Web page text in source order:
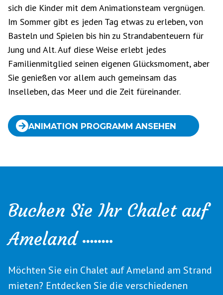
sich die Kinder mit dem Animationsteam vergnügen.
Im Sommer gibt es jeden Tag etwas zu erleben, von
Basteln und Spielen bis hin zu Strandabenteuern für
Jung und Alt. Auf diese Weise erlebt jedes
Familienmitglied seinen eigenen Glücksmoment, aber
Sie genießen vor allem auch gemeinsam das
Inselleben, das Meer und die Zeit füreinander.
ANIMATION PROGRAMM ANSEHEN
Buchen Sie Ihr Chalet auf
Ameland
Möchten Sie ein Chalet auf Ameland am Strand
mieten? Entdecken Sie die verschiedenen